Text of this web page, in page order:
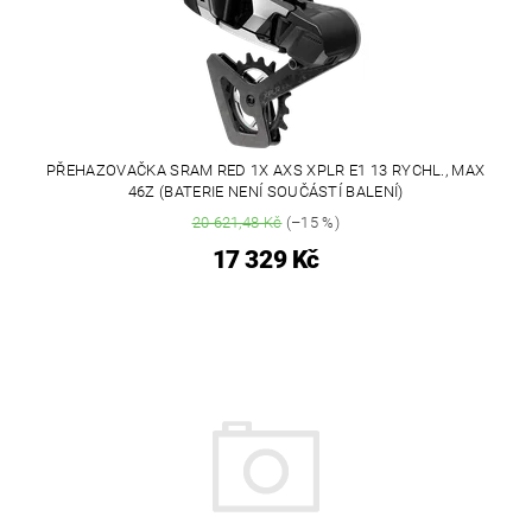
PŘEHAZOVAČKA SRAM RED 1X AXS XPLR E1 13 RYCHL., MAX
46Z (BATERIE NENÍ SOUČÁSTÍ BALENÍ)
20 621,48 Kč(–15 %)
17 329 Kč